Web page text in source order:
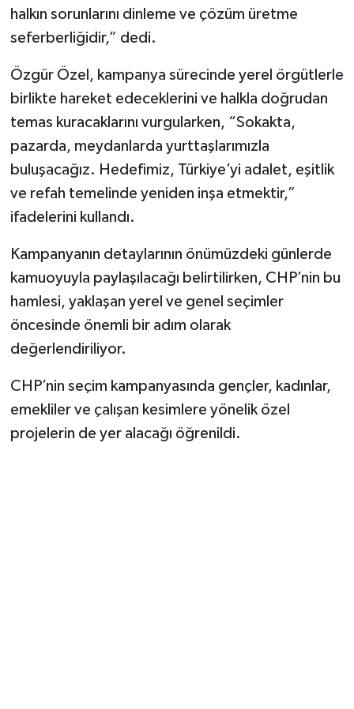
halkın sorunlarını dinleme ve çözüm üretme
seferberliğidir,” dedi.
Özgür Özel, kampanya sürecinde yerel örgütlerle
birlikte hareket edeceklerini ve halkla doğrudan
temas kuracaklarını vurgularken, “Sokakta,
pazarda, meydanlarda yurttaşlarımızla
buluşacağız. Hedefimiz, Türkiye’yi adalet, eşitlik
ve refah temelinde yeniden inşa etmektir,”
ifadelerini kullandı.
Kampanyanın detaylarının önümüzdeki günlerde
kamuoyuyla paylaşılacağı belirtilirken, CHP’nin bu
hamlesi, yaklaşan yerel ve genel seçimler
öncesinde önemli bir adım olarak
değerlendiriliyor.
CHP’nin seçim kampanyasında gençler, kadınlar,
emekliler ve çalışan kesimlere yönelik özel
projelerin de yer alacağı öğrenildi.